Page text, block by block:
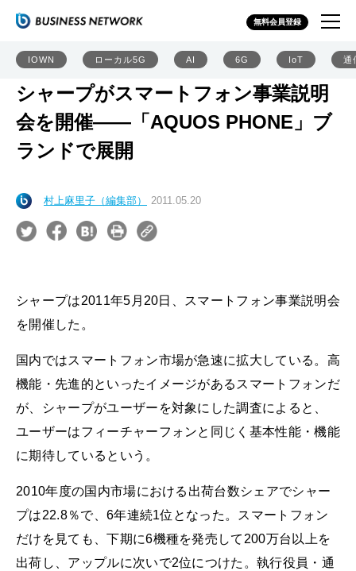
無料会員登録
IOWN ローカル5G AI 6G IoT 通
シャープがスマートフォン事業説明
会を開催――「AQUOS PHONE」ブ
ランドで展開
村上麻里子（編集部） 2011.05.20
シャープは2011年5月20日、スマートフォン事業説明会
を開催した。
国内ではスマートフォン市場が急速に拡大している。高
機能・先進的といったイメージがあるスマートフォンだ
が、シャープがユーザーを対象にした調査によると、
ユーザーはフィーチャーフォンと同じく基本性能・機能
に期待しているという。
2010年度の国内市場における出荷台数シェアでシャー
プは22.8％で、6年連続1位となった。スマートフォン
だけを見ても、下期に6機種を発売して200万台以上を
出荷し、アップルに次いで2位につけた。執行役員・通